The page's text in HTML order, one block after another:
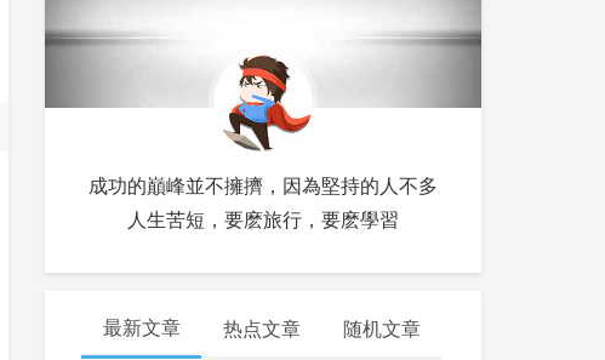
成功的巔峰並不擁擠，因為堅持的人不多
人生苦短，要麽旅行，要麽學習
最新文章 热点文章 随机文章